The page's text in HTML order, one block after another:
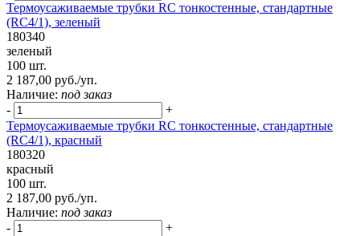
Термоусаживаемые трубки RC тонкостенные, стандартные
(RC4/1), зеленый
180340
зеленый
100 шт.
2 187,00 руб./уп.
Наличие: под заказ
-
+
Термоусаживаемые трубки RC тонкостенные, стандартные
(RC4/1), красный
180320
красный
100 шт.
2 187,00 руб./уп.
Наличие: под заказ
-
+